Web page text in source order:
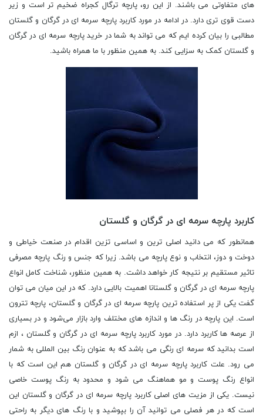
کاربرد پارچه سرمه ای در گرگان و گلستان
همانطور که می دانید اصلی ترین و اساسی تزین اقدام در صنعت خیاطی و
دوخت و دوز، انتخاب و نوع پارچه می باشد. زیرا که جنس و رنگ پارچه‌ مصرفی
تاثیر مستقیم بر نتیجه کار خواهد داشت. به همین منظور، شناخت کامل انواع
پارچه سرمه ای در گرگان و گلستانا اهمیت بالایی دارد. که در این میان می توان
گفت یکی از پر استفاده‌ ترین پارچه‌ سرمه ای در گرگان و گلستان،‌ پارچه تترون
است. این پارچه در رنگ ‌ها و اندازه ‌های مختلف وارد بازار می‌شود و در بسیاری
از عرصه ‌ها کاربرد دارد. در مورد کاربرد پارچه سرمه ای در گرگان و گلستان ، ازم
است بدانید که سرمه ‌ای رنگی می باشد که به عنوان رنگ بین‌ المللی به‌ شمار
می رود. علت کاربرد پارچه سرمه ای در گرگان و گلستان هم این است که با
انواع رنگ پوست و مو هماهنگ می‌ شود و محدود به رنگ پوست خاصی
نیست. یکی از مزیت های اصلی کاربرد پارچه سرمه‌ ای در گرگان و گلستان این
است که در هر فصلی می ‌توانید آن را بپوشید و با رنگ‌ های دیگر به راحتی